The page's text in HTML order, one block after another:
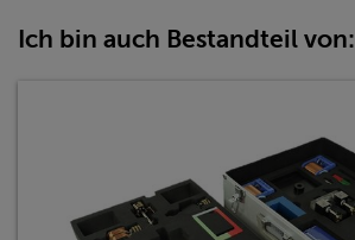
Ich bin auch Bestandteil von: